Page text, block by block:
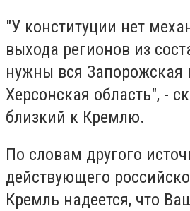
"У конституции нет
выхода регионов из
нужны вся Запорожская
Херсонская область", -
близкий к Кремлю.
По словам другого
действующего
Кремль надеется, что